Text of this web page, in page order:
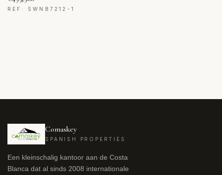
REF: SWNB7212-1
Comaskey
SPANISH PROPERTIES
Een kleinschalig kantoor aan de Costa
Blanca dat al sinds 2008 internationale